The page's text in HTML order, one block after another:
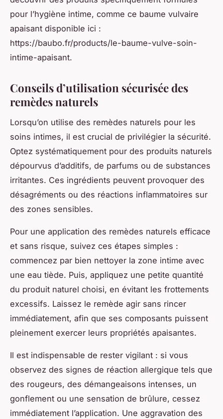
pour l’hygiène intime, comme ce baume vulvaire
apaisant disponible ici :
https://baubo.fr/products/le-baume-vulve-soin-
intime-apaisant.
Conseils d’utilisation sécurisée des
remèdes naturels
Lorsqu’on utilise des remèdes naturels pour les
soins intimes, il est crucial de privilégier la sécurité.
Optez systématiquement pour des produits naturels
dépourvus d’additifs, de parfums ou de substances
irritantes. Ces ingrédients peuvent provoquer des
désagréments ou des réactions inflammatoires sur
des zones sensibles.
Pour une application des remèdes naturels efficace
et sans risque, suivez ces étapes simples :
commencez par bien nettoyer la zone intime avec
une eau tiède. Puis, appliquez une petite quantité
du produit naturel choisi, en évitant les frottements
excessifs. Laissez le remède agir sans rincer
immédiatement, afin que ses composants puissent
pleinement exercer leurs propriétés apaisantes.
Il est indispensable de rester vigilant : si vous
observez des signes de réaction allergique tels que
des rougeurs, des démangeaisons intenses, un
gonflement ou une sensation de brûlure, cessez
immédiatement l’application. Une aggravation des